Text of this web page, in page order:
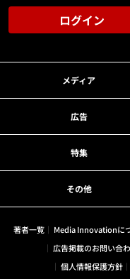
ログイン
メディア
広告
特集
その他
著者一覧 Media Innovationに
広告掲載のお問い合
個人情報保護方針